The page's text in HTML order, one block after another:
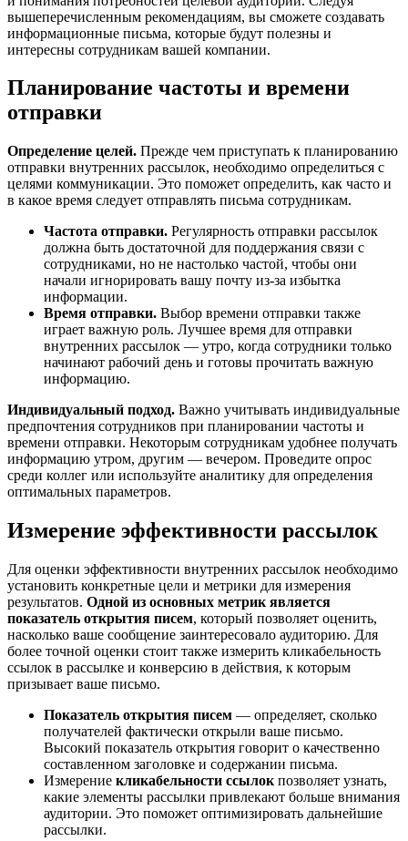
вышеперечисленным рекомендациям, вы сможете создавать
информационные письма, которые будут полезны и
интересны сотрудникам вашей компании.
Планирование частоты и времени
отправки
Определение целей. Прежде чем приступать к планированию
отправки внутренних рассылок, необходимо определиться с
целями коммуникации. Это поможет определить, как часто и
в какое время следует отправлять письма сотрудникам.
Частота отправки. Регулярность отправки рассылок
должна быть достаточной для поддержания связи с
сотрудниками, но не настолько частой, чтобы они
начали игнорировать вашу почту из-за избытка
информации.
Время отправки. Выбор времени отправки также
играет важную роль. Лучшее время для отправки
внутренних рассылок — утро, когда сотрудники только
начинают рабочий день и готовы прочитать важную
информацию.
Индивидуальный подход. Важно учитывать индивидуальные
предпочтения сотрудников при планировании частоты и
времени отправки. Некоторым сотрудникам удобнее получать
информацию утром, другим — вечером. Проведите опрос
среди коллег или используйте аналитику для определения
оптимальных параметров.
Измерение эффективности рассылок
Для оценки эффективности внутренних рассылок необходимо
установить конкретные цели и метрики для измерения
результатов. Одной из основных метрик является
показатель открытия писем, который позволяет оценить,
насколько ваше сообщение заинтересовало аудиторию. Для
более точной оценки стоит также измерить кликабельность
ссылок в рассылке и конверсию в действия, к которым
призывает ваше письмо.
Показатель открытия писем — определяет, сколько
получателей фактически открыли ваше письмо.
Высокий показатель открытия говорит о качественно
составленном заголовке и содержании письма.
Измерение кликабельности ссылок позволяет узнать,
какие элементы рассылки привлекают больше внимания
аудитории. Это поможет оптимизировать дальнейшие
рассылки.